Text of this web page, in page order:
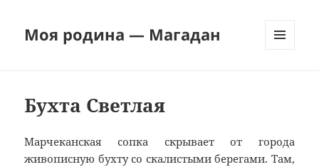
Моя родина — Магадан
Бухта Светлая
Марчеканская сопка скрывает от города
живописную бухту со скалистыми берегами. Там,